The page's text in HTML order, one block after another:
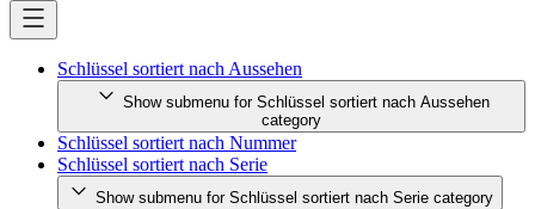
Schlüssel sortiert nach Aussehen
Show submenu for Schlüssel sortiert nach Aussehen
category
Schlüssel sortiert nach Nummer
Schlüssel sortiert nach Serie
Show submenu for Schlüssel sortiert nach Serie category